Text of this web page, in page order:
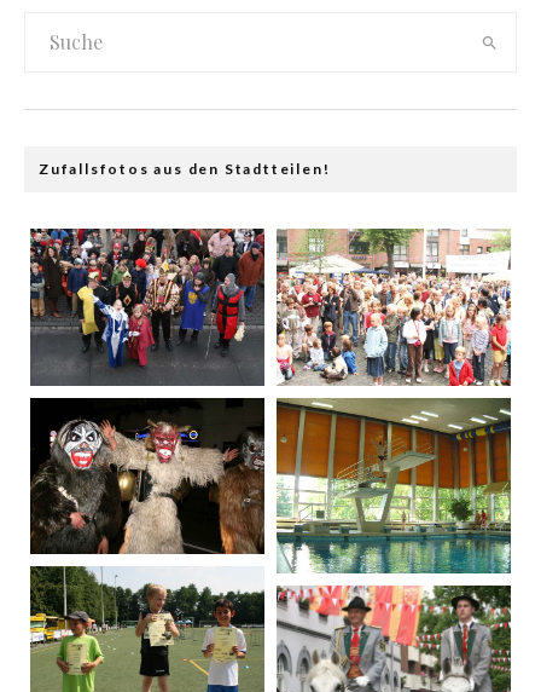
Zufallsfotos aus den Stadtteilen!